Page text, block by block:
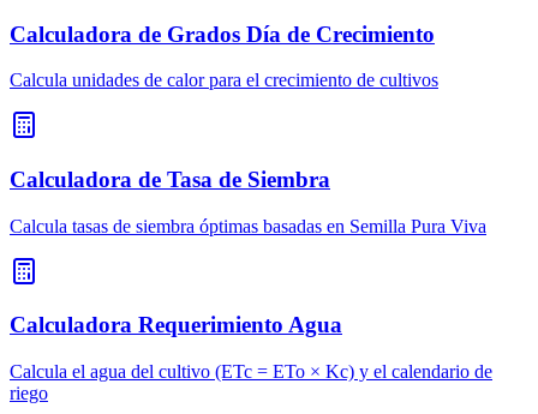
Calculadora de Grados Día de Crecimiento
Calcula unidades de calor para el crecimiento de cultivos
Calculadora de Tasa de Siembra
Calcula tasas de siembra óptimas basadas en Semilla Pura Viva
Calculadora Requerimiento Agua
Calcula el agua del cultivo (ETc = ETo × Kc) y el calendario de
riego